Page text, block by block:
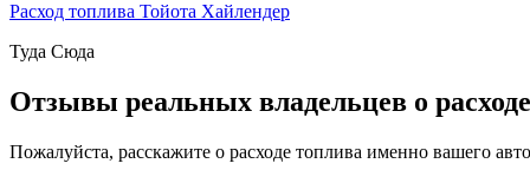
Расход топлива Тойота Хайлендер
Туда Сюда
Отзывы реальных владельцев о расходе
Пожалуйста, расскажите о расходе топлива именно вашего